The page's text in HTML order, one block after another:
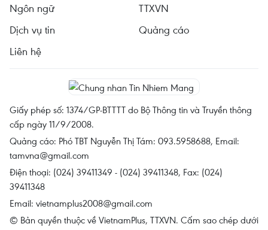
Ngôn ngữ
TTXVN
Dịch vụ tin
Quảng cáo
Liên hệ
Giấy phép số: 1374/GP-BTTTT do Bộ Thông tin và Truyền thông
cấp ngày 11/9/2008.
Quảng cáo: Phó TBT Nguyễn Thị Tám: 093.5958688, Email:
tamvna@gmail.com
Điện thoại: (024) 39411349 - (024) 39411348, Fax: (024)
39411348
Email: vietnamplus2008@gmail.com
© Bản quyền thuộc về VietnamPlus, TTXVN. Cấm sao chép dưới